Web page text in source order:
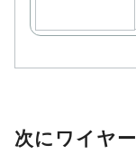
次にワイヤー